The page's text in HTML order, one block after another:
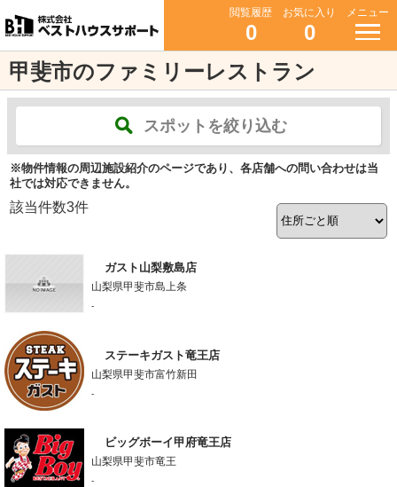
閲覧履歴
0
お気に入り
0
メニュー
甲斐市のファミリーレストラン
スポットを絞り込む
※物件情報の周辺施設紹介のページであり、各店舗への問い合わせは当
社では対応できません。
該当件数3件
ガスト山梨敷島店
山梨県甲斐市島上条
-
ステーキガスト竜王店
山梨県甲斐市富竹新田
-
ビッグボーイ甲府竜王店
山梨県甲斐市竜王
-